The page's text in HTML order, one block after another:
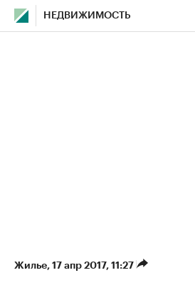
НЕДВИЖИМОСТЬ
Жилье⁠, 17 апр 2017, 11:27